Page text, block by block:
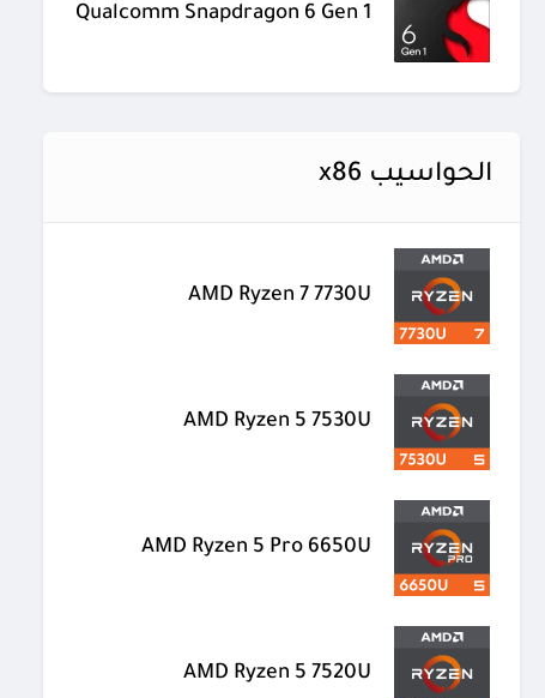
Qualcomm Snapdragon 6 Gen 1
الحواسيب x86
AMD Ryzen 7 7730U
AMD Ryzen 5 7530U
AMD Ryzen 5 Pro 6650U
AMD Ryzen 5 7520U